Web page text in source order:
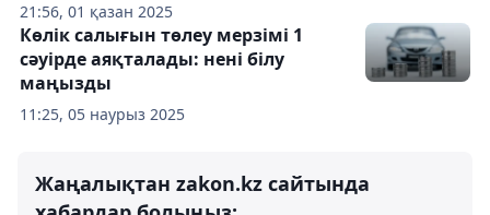
21:56, 01 қазан 2025
11:25, 05 наурыз 2025
Көлік салығын төлеу мерзімі 1
сәуірде аяқталады: нені білу
маңызды
Жаңалықтан zakon.kz сайтында